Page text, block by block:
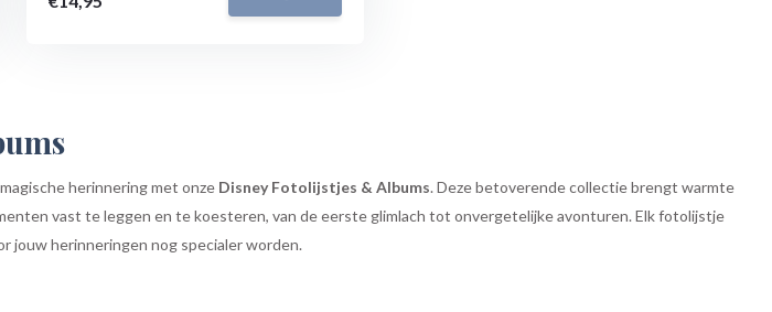
herinnering met onze Disney Fotolijstjes & Albums. Deze betoverende collectie brengt warmte
vast te leggen en te koesteren, van de eerste glimlach tot onvergetelijke avonturen. Elk fotolijstje
jouw herinneringen nog specialer worden.